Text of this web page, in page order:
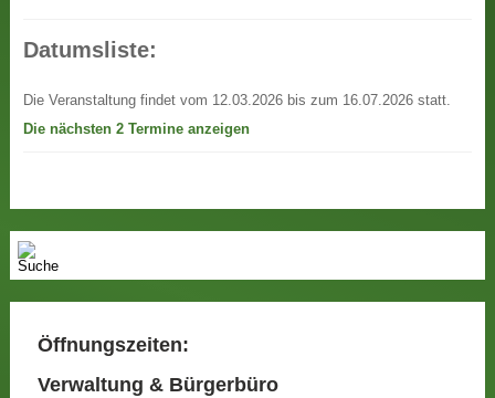
Datumsliste:
Die Veranstaltung findet vom 12.03.2026 bis zum 16.07.2026 statt.
Die nächsten 2 Termine anzeigen
Öffnungszeiten:
Verwaltung & Bürgerbüro